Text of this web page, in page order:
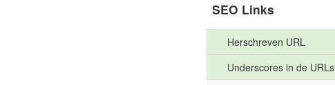
SEO Links
Herschreven URL
Underscores in de URLs